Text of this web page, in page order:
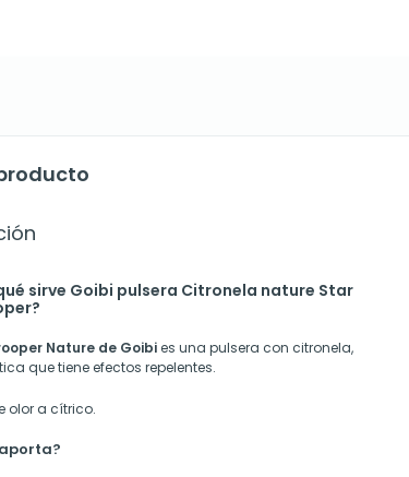
sirve Goibi pulsera Citronela nature Star
Nature de Goibies una pulsera con citronela,
que tiene efectos repelentes.
olor a cítrico.